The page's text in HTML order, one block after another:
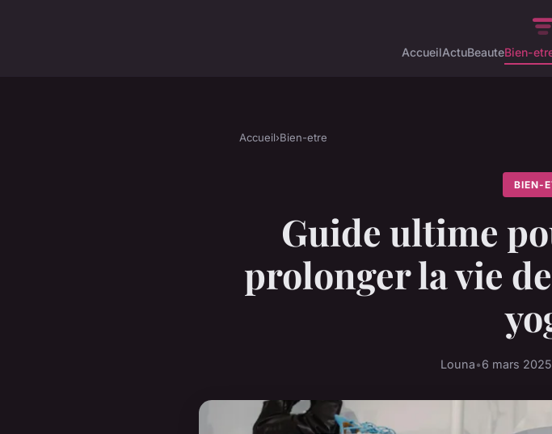
AccueilActuBeauteBien-
Accueil›Bien-etre
BIEN-
Guide ultime
prolonger la vie
Louna•6 mars 2025